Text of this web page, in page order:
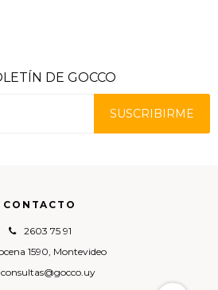
CONTACTO
2603 75 91
1590, Montevideo
consultas@gocco.uy
DE GOCCO
SUSCRIBIRME